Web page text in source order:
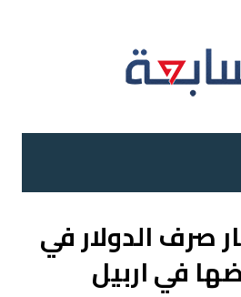
صرف الدولار في
في اربيل